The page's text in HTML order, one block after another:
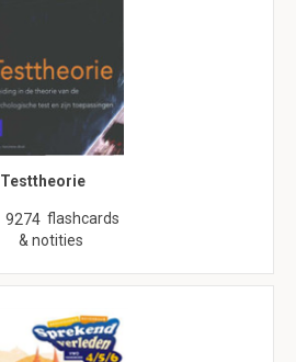
Testtheorie
9274 flashcards
& notities